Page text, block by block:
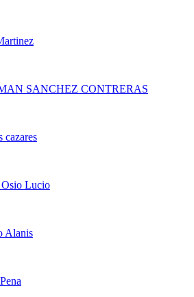
SANCHEZ CONTRERAS
cazares
Lucio
Alanis